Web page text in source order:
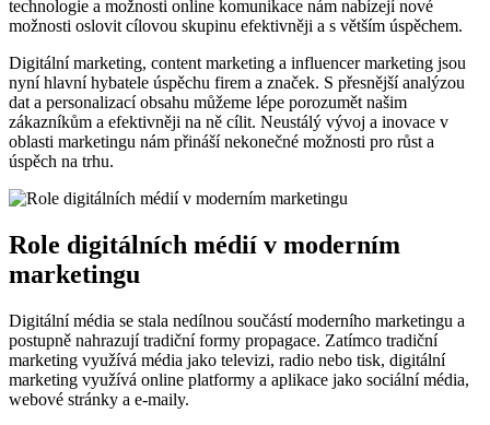
technologie a možnosti online komunikace nám nabízejí nové
možnosti oslovit cílovou skupinu efektivněji a​ s větším úspěchem.
Digitální marketing, content marketing a influencer marketing jsou
nyní hlavní hybatele úspěchu​ firem a​ značek. S přesnější​ analýzou
⁢dat a⁢ personalizací⁤ obsahu můžeme ⁣lépe ‌porozumět našim
‌zákazníkům‌ a efektivněji ‍na ně ‌cílit. Neustálý vývoj a⁤ inovace v
oblasti marketingu nám přináší nekonečné⁣ možnosti pro růst a
úspěch na trhu.
Role digitálních médií v‌ moderním
marketingu
Digitální média ​se⁣ stala nedílnou součástí moderního marketingu a
postupně nahrazují⁣ tradiční formy propagace. Zatímco tradiční‌
marketing využívá média jako televizi, radio nebo tisk,​ digitální
marketing využívá‌ online ⁣platformy a aplikace jako sociální média,
webové stránky ‍a e-maily.